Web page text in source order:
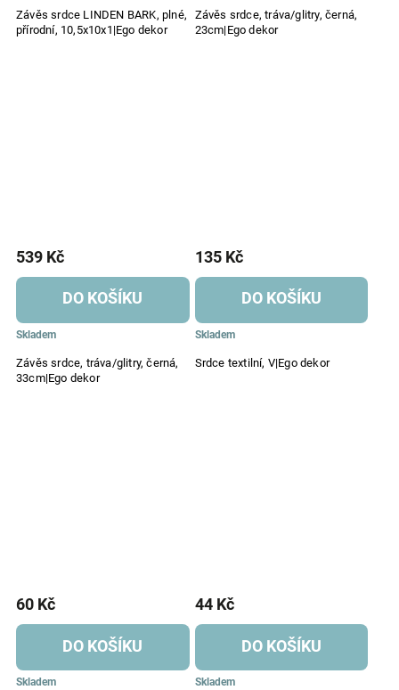
Závěs srdce LINDEN BARK, plné,
přírodní, 10,5x10x1|Ego dekor
Závěs srdce, tráva/glitry, černá,
23cm|Ego dekor
Závěs srdce, tráva/glitry, černá,
33cm|Ego dekor
Skladem
539 Kč
DO KOŠÍKU
Srdce textilní, V|Ego dekor
Skladem
135 Kč
DO KOŠÍKU
Skladem
60 Kč
DO KOŠÍKU
Skladem
44 Kč
DO KOŠÍKU